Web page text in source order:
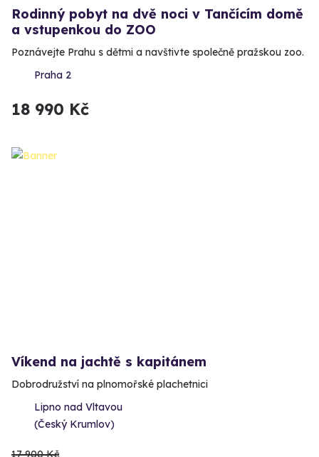
Rodinný pobyt na dvě noci v Tančícím domě
a vstupenkou do ZOO
Poznávejte Prahu s dětmi a navštivte společně pražskou zoo.
Praha 2
18 990 Kč
Víkend na jachtě s kapitánem
Dobrodružství na plnomořské plachetnici
Lipno nad Vltavou
(Český Krumlov)
17 900 Kč